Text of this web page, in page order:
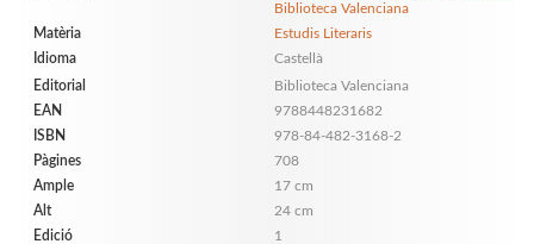
Biblioteca Valenciana
Matèria
Estudis Literaris
Idioma
Castellà
Editorial
Biblioteca Valenciana
EAN
9788448231682
ISBN
978-84-482-3168-2
Pàgines
708
Ample
17 cm
Alt
24 cm
Edició
1